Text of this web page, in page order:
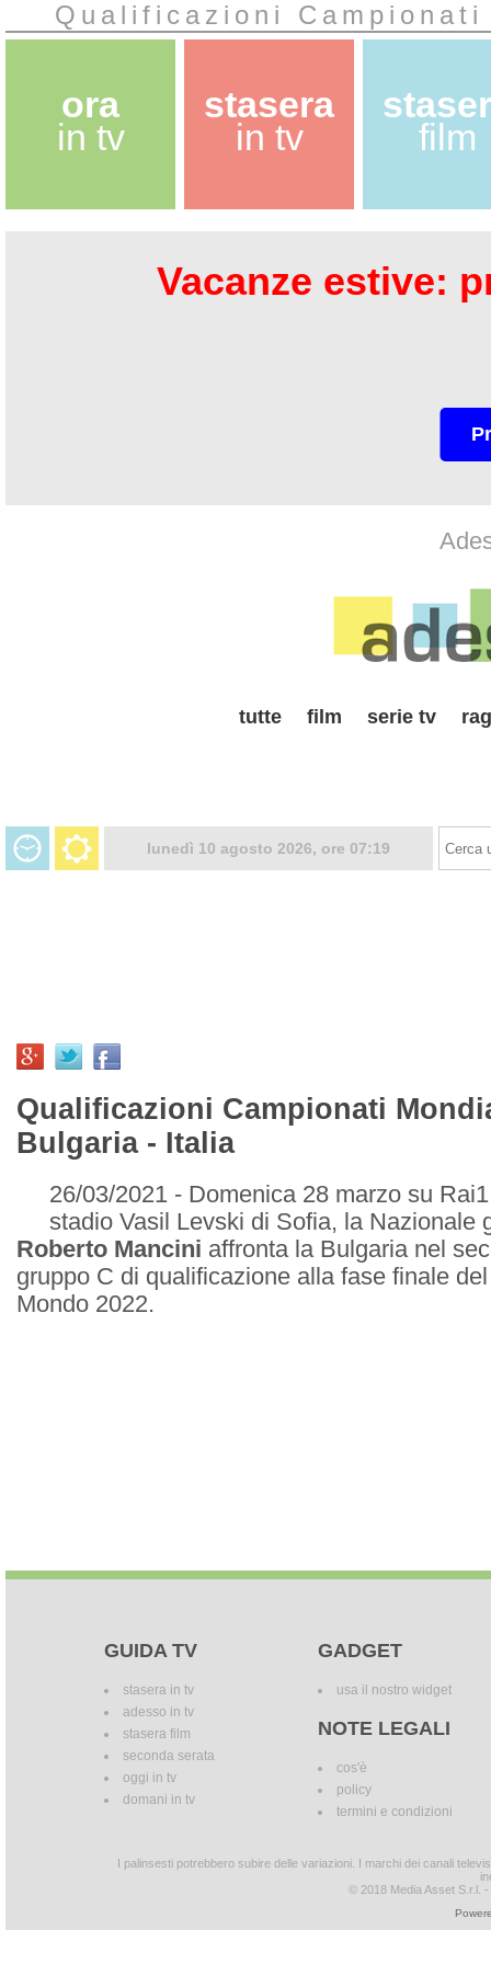
Qualificazioni
ora
in tv
stasera
in tv
film
Vacanze estive:
tutte film serie tv
lunedì 10 agosto 2026, ore 07:19
Qualificazioni Campionati
Bulgaria - Italia
26/03/2021 - Domenica 28 marzo su
stadio Vasil Levski di Sofia, la Nazionale
Roberto Mancini affronta la Bulgaria nel
gruppo C di qualificazione alla fase finale
Mondo 2022.
GUIDA TV
stasera in tv
adesso in tv
stasera film
seconda serata
oggi in tv
domani in tv
GADGET
usa il nostro widget
NOTE LEGALI
cos'è
policy
termini e condizioni
I palinsesti potrebbero subire delle variazioni. I marchi dei canali
© 2018 Media Asset S.r.l.